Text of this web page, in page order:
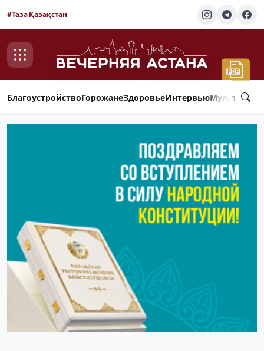
#Таза Қазақстан
БлагоустройствоГорожанеЗдоровьеИнтервью